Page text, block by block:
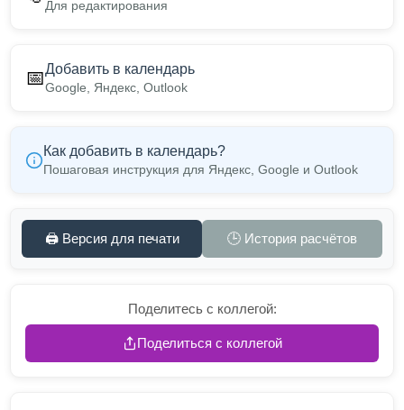
Для редактирования
📅Добавить в календарь
Google, Яндекс, Outlook
Как добавить в календарь?
Пошаговая инструкция для Яндекс, Google и Outlook
🖨️ Версия для печати 🕒 История расчётов
Поделитесь с коллегой:
Поделиться с коллегой